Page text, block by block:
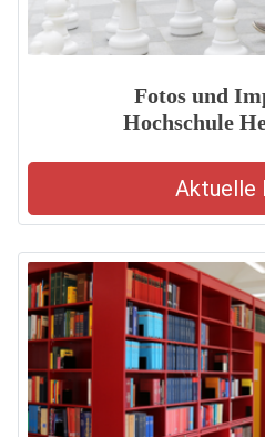
Fotos und
Hochschule
Aktuelle